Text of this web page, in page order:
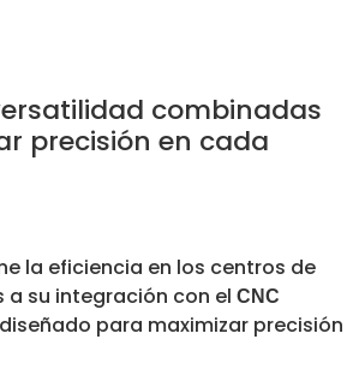
combinadas
precisión en cada
la eficiencia en los centros de
su integración con el CNC
para maximizar precisión